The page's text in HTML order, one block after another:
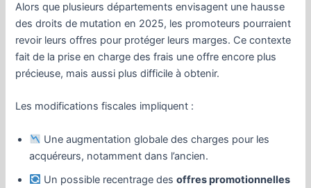
Alors que plusieurs départements envisagent une hausse
des droits de mutation en 2025, les promoteurs pourraient
revoir leurs offres pour protéger leurs marges. Ce contexte
fait de la prise en charge des frais une offre encore plus
précieuse, mais aussi plus difficile à obtenir.
Les modifications fiscales impliquent :
Une augmentation globale des charges pour les
acquéreurs, notamment dans l’ancien.
Un possible recentrage desoffres promotionnelles